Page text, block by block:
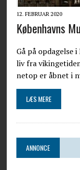
12. FEBRUAR 2020
Københavns
Gå på opdagelse
liv fra
netop er åbnet i
LÆS MERE
ANNONCE